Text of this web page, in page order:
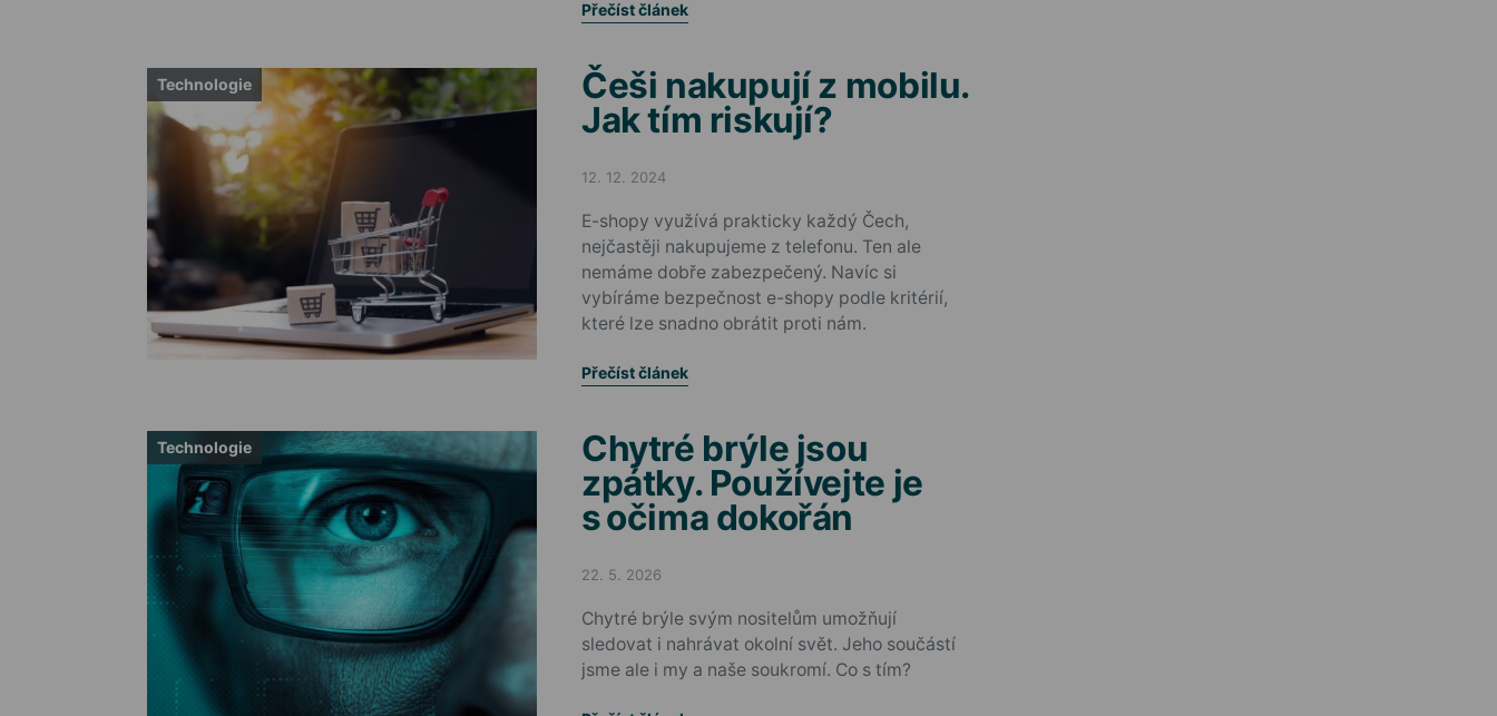
Přečíst článek
Technologie Češi nakupují z mobilu.
Jak tím riskují?
Posted on
12. 12. 2024
E-shopy využívá prakticky každý Čech,
nejčastěji nakupujeme z telefonu. Ten ale
nemáme dobře zabezpečený. Navíc si
vybíráme bezpečnost e-shopy podle kritérií,
které lze snadno obrátit proti nám.
Přečíst článek
Technologie Chytré brýle jsou
zpátky. Používejte je
s očima dokořán
Posted on
22. 5. 2026
Chytré brýle svým nositelům umožňují
sledovat i nahrávat okolní svět. Jeho součástí
jsme ale i my a naše soukromí. Co s tím?